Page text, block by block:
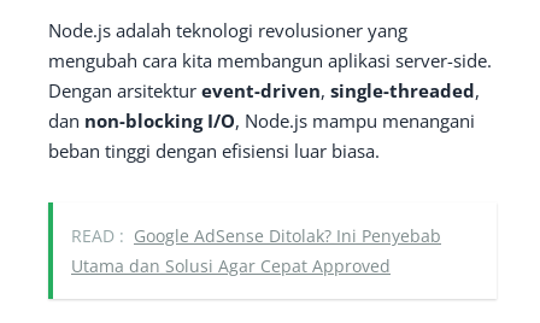
Node.js adalah teknologi revolusioner yang
mengubah cara kita membangun aplikasi server-side.
Dengan arsitektur event-driven, single-threaded,
dan non-blocking I/O, Node.js mampu menangani
beban tinggi dengan efisiensi luar biasa.
READ : Google AdSense Ditolak? Ini Penyebab
Utama dan Solusi Agar Cepat Approved